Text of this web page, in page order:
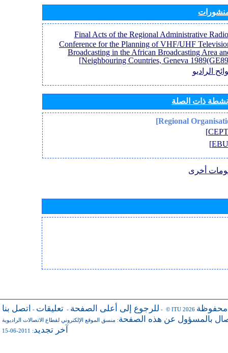
[Final Acts of the Regional Administrative Radio
Conference for the Planning of VHF/UHF
Broadcasting in the African Broadcasting Area
Neighbouring Countries, Geneva
الراديو
ذات الصلة
أخرى
للرجوع إلى أعلى الصفحة - تعليقات - اتصل بنا - © ITU 2026 محفوظة
بالمسؤول عن هذه الصفحة: منسق الموقع الإلكتروني لقطاع الاتصالات الراديوية
آخر تجديد: 2011-06-15